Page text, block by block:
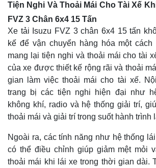
Tiện Nghi Và Thoải Mái Cho Tài Xế
FVZ 3 Chân 6x4 15 Tấn
Xe tải Isuzu FVZ 3 chân 6x4 15 tấn
kế để vận chuyển hàng hóa một
mang lại tiện nghi và thoải mái cho tài
của xe được thiết kế rộng rãi và thoải
gian làm việc thoải mái cho tài xế.
trang bị các tiện nghi hiện đại như
không khí, radio và hệ thống giải trí,
thoải mái và giải trí trong suốt hành trình
Ngoài ra, các tính năng như hệ thống
có thể điều chỉnh giúp giảm mệt mỏi
thoải mái khi lái xe trong thời gian dài.